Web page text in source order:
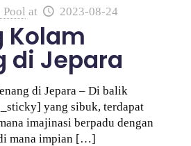
Pool at 2023-08-24
Kolam
di Jepara
di Jepara – Di balik
yang sibuk, terdapat
imajinasi berpadu dengan
mana impian […]